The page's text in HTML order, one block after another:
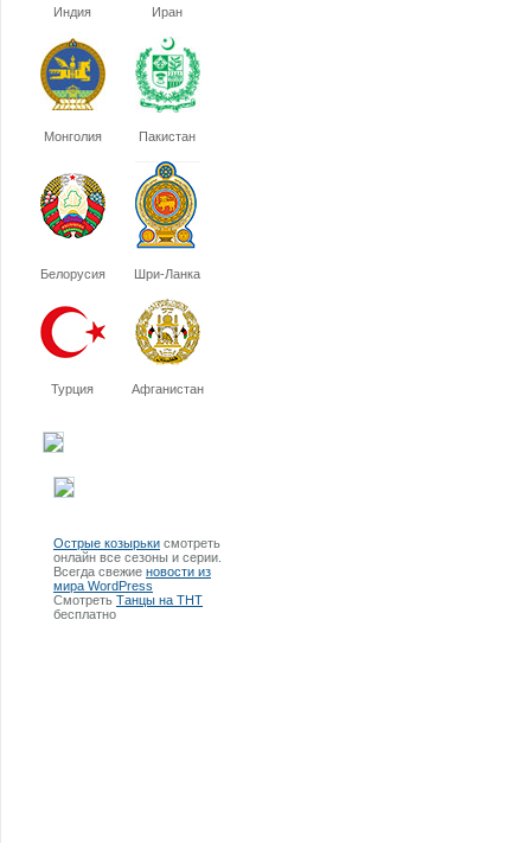
Индия Иран
Монголия Пакистан
Белорусия Шри-Ланка
Турция Афганистан
Острые козырьки смотреть
онлайн все сезоны и серии.
Всегда свежие новости из
мира WordPress
Смотреть Танцы на ТНТ
бесплатно